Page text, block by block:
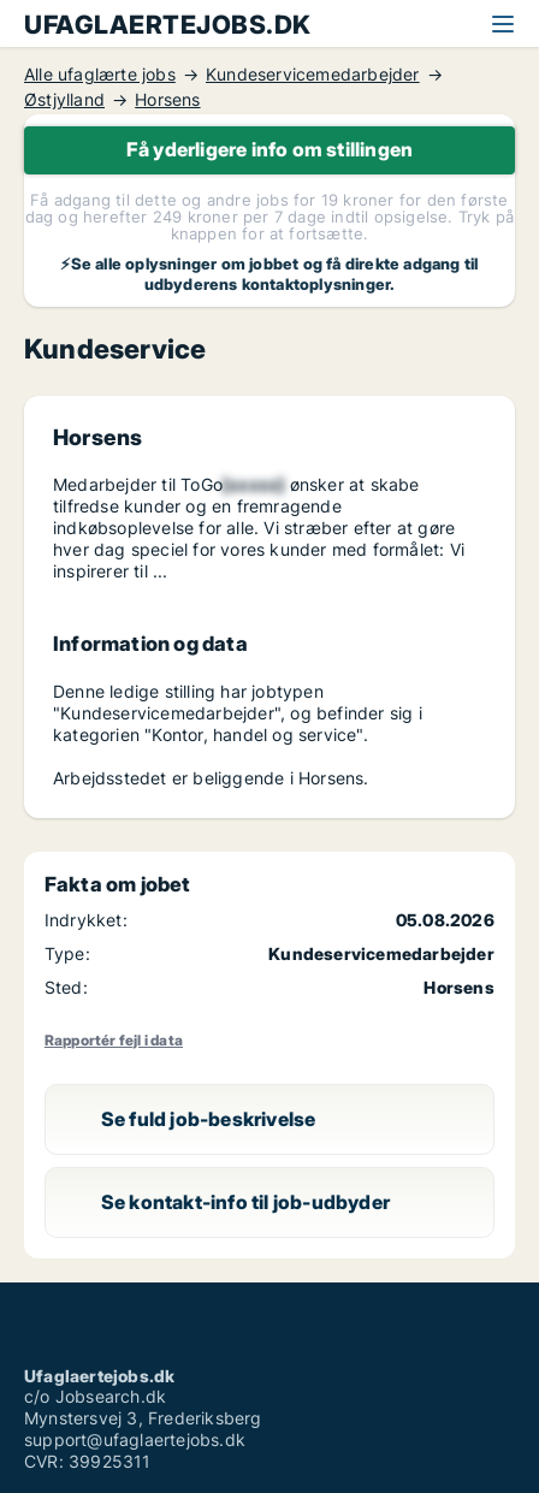
UFAGLAERTEJOBS.DK
Alle ufaglærte jobs
Kundeservicemedarbejder
Østjylland
Horsens
Få yderligere info om stillingen
Få adgang til dette og andre jobs for 19 kroner for den første
dag og herefter 249 kroner per 7 dage indtil opsigelse. Tryk på
knappen for at fortsætte.
⚡Se alle oplysninger om jobbet og få direkte adgang til
udbyderens kontaktoplysninger.
Kundeservice
Horsens
Medarbejder til ToGo[xxxxx]ønsker at skabe
tilfredse kunder og en fremragende
indkøbsoplevelse for alle. Vi stræber efter at gøre
hver dag speciel for vores kunder med formålet: Vi
inspirerer til ...
Information og data
Denne ledige stilling har jobtypen
"Kundeservicemedarbejder", og befinder sig i
kategorien "Kontor, handel og service".
Arbejdsstedet er beliggende i Horsens.
Fakta om jobet
Indrykket:
05.08.2026
Type:
Kundeservicemedarbejder
Sted:
Horsens
Rapportér fejl i data
Se fuld job-beskrivelse
Se kontakt-info til job-udbyder
Ufaglaertejobs.dk
c/o Jobsearch.dk
Mynstersvej 3, Frederiksberg
support@ufaglaertejobs.dk
CVR: 39925311